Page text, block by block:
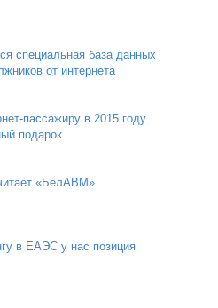
специальная база данных
от интернета
пассажиру в 2015 году
подарок
«БелАВМ»
в ЕАЭС у нас позиция